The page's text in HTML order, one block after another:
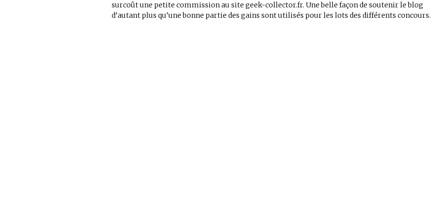
surcoût une petite commission au site geek-collector.fr. Une belle façon de soutenir le blog
d’autant plus qu’une bonne partie des gains sont utilisés pour les lots des différents concours.